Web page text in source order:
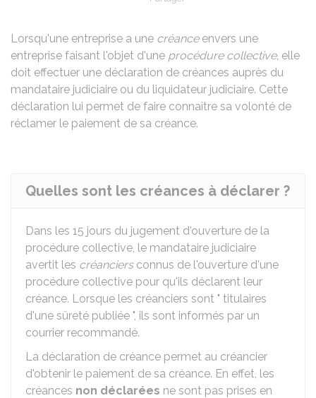
Lorsqu'une entreprise a une créanceenvers une
entreprise faisant l'objet d'une procédure collective, elle
doit effectuer une déclaration de créances auprès du
mandataire judiciaire ou du liquidateur judiciaire. Cette
déclaration lui permet de faire connaître sa volonté de
réclamer le paiement de sa créance.
Quelles sont les créances à déclarer ?
Dans les 15 jours du jugement d'ouverture de la
procédure collective, le mandataire judiciaire
avertit les créanciersconnus de l'ouverture d'une
procédure collective pour qu'ils déclarent leur
créance. Lorsque les créanciers sont " titulaires
d'une sûreté publiée ", ils sont informés par un
courrier recommandé.
La déclaration de créance permet au créancier
d'obtenir le paiement de sa créance. En effet, les
créances non déclarées ne sont pas prises en